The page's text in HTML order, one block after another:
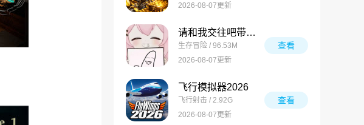
2026-08-07更新
请和我交往吧带带大师兄
生存冒险 / 96.53M
2026-08-07更新
查看
飞行模拟器2026
飞行射击 / 2.92G
2026-08-07更新
查看